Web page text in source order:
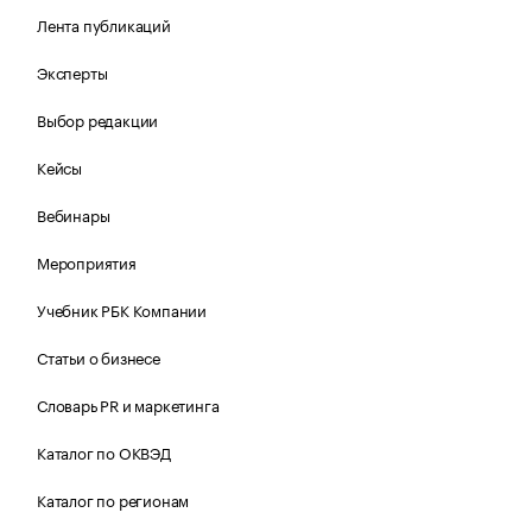
Лента публикаций
Эксперты
Выбор редакции
Кейсы
Вебинары
Мероприятия
Учебник РБК Компании
Статьи о бизнесе
Словарь PR и маркетинга
Каталог по ОКВЭД
Каталог по регионам